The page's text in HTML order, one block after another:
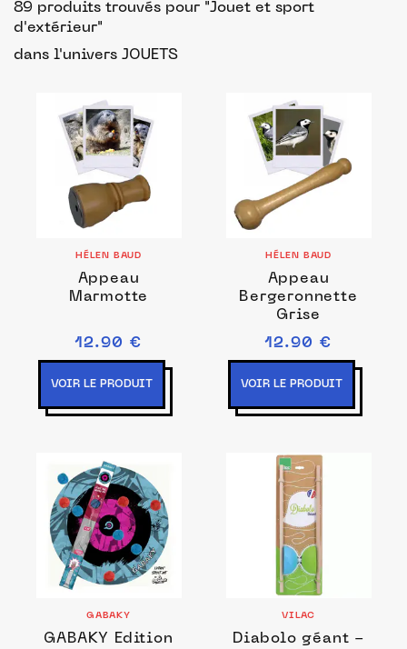
89 produits trouvés pour "Jouet et sport
d'extérieur"
dans l'univers JOUETS
HÉLEN BAUD
Appeau
Marmotte
12.90 €
VOIR LE PRODUIT
HÉLEN BAUD
Appeau
Bergeronnette
Grise
12.90 €
VOIR LE PRODUIT
GABAKY
GABAKY Edition
VILAC
Diabolo géant -